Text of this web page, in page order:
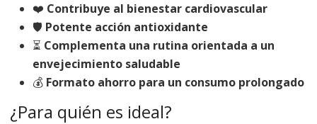
❤️ Contribuye al bienestar cardiovascular
🛡️ Potente acción antioxidante
⏳ Complementa una rutina orientada a un
envejecimiento saludable
💰 Formato ahorro para un consumo prolongado
¿Para quién es ideal?